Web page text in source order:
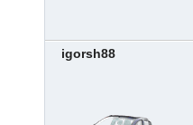
igorsh88